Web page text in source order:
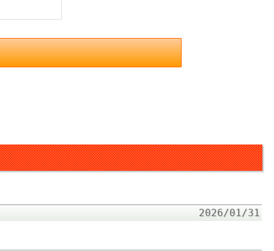
2026/01/31